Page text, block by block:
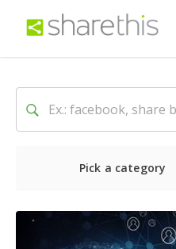
Pick a category
最新